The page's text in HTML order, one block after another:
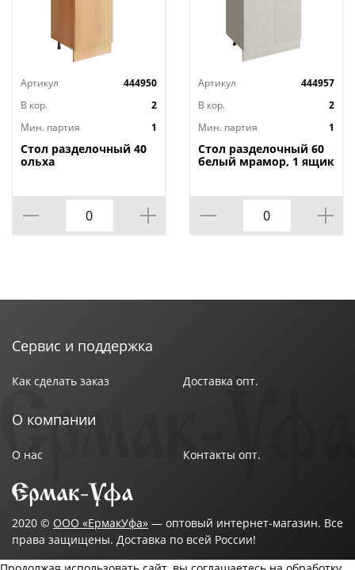
по уровню даже на неровных основаниях.
- Глубина тумб 436 мм, что дает возможность
устанавливать их не вплотную к стене, оставляя
пространство для прокладки коммуникаций
(канализационных труб и т.д.).
Навесные шкафы:
самостоятельно.
Преимущества мебели:
торцы от влаги и механических повреждений.
2. Широкий выбор размеров и цветовых решений
материала.
Артикул
444950
В кор.
2
Мин. партия
1
Стол разделочный 40
ольха
Артикул
444957
В кор.
2
Мин. партия
1
Стол разделочный 60
белый мрамор, 1 ящик
Сервис и поддержка
Как сделать заказ Доставка опт.
О компании
О нас Контакты опт.
2020 © ООО «ЕрмакУфа» — оптовый интернет-магазин. Все
права защищены. Доставка по всей России!